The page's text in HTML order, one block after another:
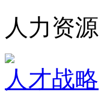
人力资源
人才战略